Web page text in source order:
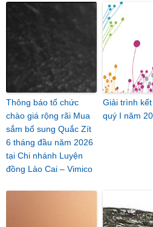
Thông báo tổ chức
chào giá rộng rãi Mua
sắm bổ sung Quắc Zít
6 tháng đầu năm 2026
tại Chi nhánh Luyện
đồng Lào Cai – Vimico
Giải trình
quý I năm